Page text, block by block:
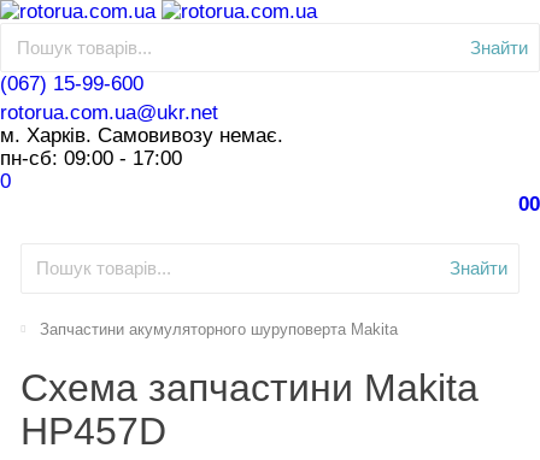
Знайти
(067) 15-99-600
rotorua.com.ua@ukr.net
м. Харків. Самовивозу немає.
пн-сб: 09:00 - 17:00
0
00
Знайти
Запчастини акумуляторного шуруповерта Makita
Схема запчастини Makita
HP457D